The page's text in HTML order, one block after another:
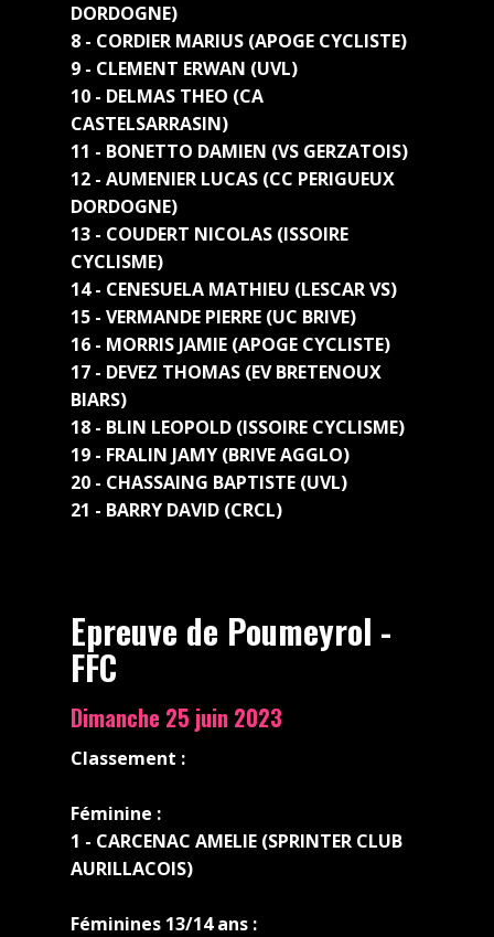
DORDOGNE)
8 - CORDIER MARIUS (APOGE CYCLISTE)
9 - CLEMENT ERWAN (UVL)
10 - DELMAS THEO (CA
CASTELSARRASIN)
11 - BONETTO DAMIEN (VS GERZATOIS)
12 - AUMENIER LUCAS (CC PERIGUEUX
DORDOGNE)
13 - COUDERT NICOLAS (ISSOIRE
CYCLISME)
14 - CENESUELA MATHIEU (LESCAR VS)
15 - VERMANDE PIERRE (UC BRIVE)
16 - MORRIS JAMIE (APOGE CYCLISTE)
17 - DEVEZ THOMAS (EV BRETENOUX
BIARS)
18 - BLIN LEOPOLD (ISSOIRE CYCLISME)
19 - FRALIN JAMY (BRIVE AGGLO)
20 - CHASSAING BAPTISTE (UVL)
21 - BARRY DAVID (CRCL)
Epreuve de Poumeyrol -
FFC
Dimanche 25 juin 2023
Classement :
Féminine :
1 - CARCENAC AMELIE (SPRINTER CLUB
AURILLACOIS)
Féminines 13/14 ans :